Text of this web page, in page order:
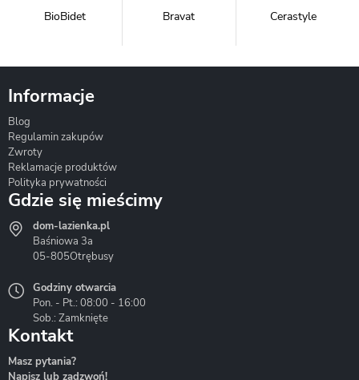
BioBidet Bravat Cerastyle
Hydrostop
Liveno
Informacje
Blog
Regulamin zakupów
Zwroty
Reklamacje produktów
Polityka prywatności
Gdzie się mieścimy
dom-lazienka.pl
Baśniowa 3a
05-805Otrębusy
Godziny otwarcia
Pon. - Pt.: 08:00 - 16:00
Sob.: Zamknięte
Kontakt
Masz pytania?
Napisz lub zadzwoń!